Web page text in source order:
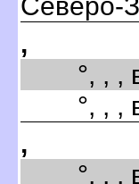
,
°, , ,
°, , ,
,
°, , ,